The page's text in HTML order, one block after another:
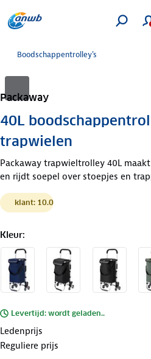
Boodschappentrolley's
Packaway
40L
trapwielen
Packaway trapwieltrolley 40L
en rijdt soepel over stoepjes en
klant: 10.0
Kleur:
Levertijd: wordt geladen..
Ledenprijs
Reguliere prijs